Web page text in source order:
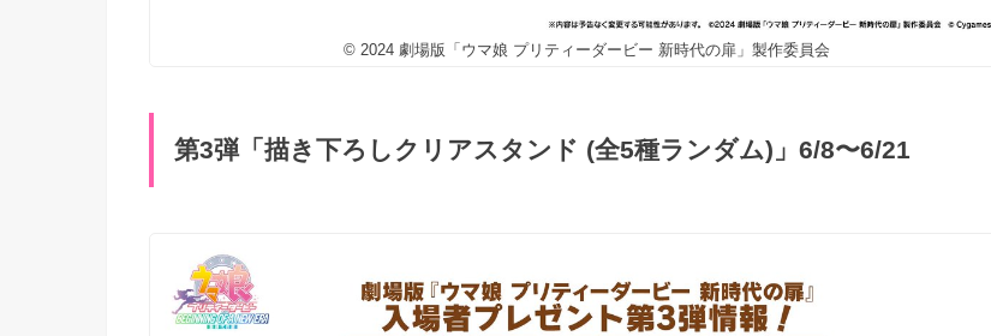
© 2024 劇場版「ウマ娘 プリティーダービー 新時代の扉」製作委員会
第3弾「描き下ろしクリアスタンド (全5種ランダム)」6/8〜6/21